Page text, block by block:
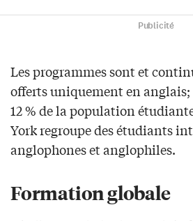
Publicité
Les programmes sont et
offerts uniquement en anglais;
12 % de la population
York regroupe des étudiants
anglophones et anglophiles.
Formation globale